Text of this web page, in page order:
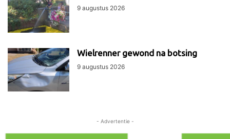
9 augustus 2026
Wielrenner gewond na botsing
9 augustus 2026
- Advertentie -